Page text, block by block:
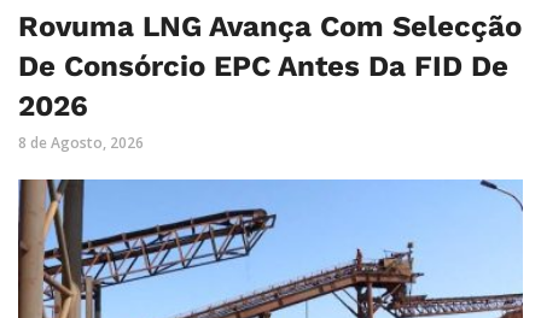
Rovuma LNG Avança Com Selecção
De Consórcio EPC Antes Da FID De
2026
8 de Agosto, 2026